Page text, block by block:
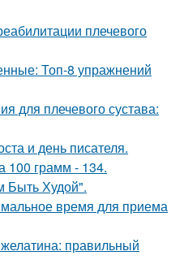
плечевого
Топ-8 упражнений
для плечевого сустава:
и день писателя.
100 грамм - 134.
Быть Худой".
время для приема
правильный